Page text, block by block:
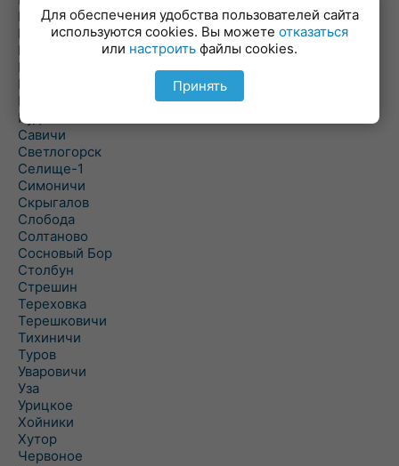
Полесье
Птичь
Речица
Ровенская Слобода
Рогачев
Рогинь
Рудня
Савичи
Светлогорск
Селище-1
Симоничи
Скрыгалов
Слобода
Солтаново
Сосновый Бор
Столбун
Стрешин
Тереховка
Терешковичи
Тихиничи
Туров
Уваровичи
Уза
Урицкое
Хойники
Хутор
Червоное
Для обеспечения удобства пользователей сайта
используются cookies. Вы можете отказаться
или настроить файлы cookies.
Принять